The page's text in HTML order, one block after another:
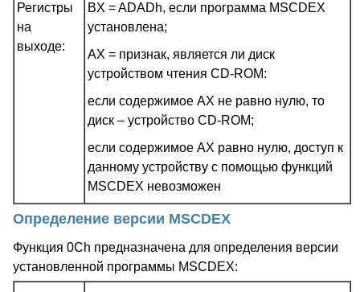
Регистры
на
выходе:
BX = ADADh, если программа MSCDEX
установлена;
AX = признак, является ли диск
устройством чтения CD-ROM:
если содержимое AX не равно нулю, то
диск – устройство CD-ROM;
если содержимое AX равно нулю, доступ к
данному устройству с помощью функций
MSCDEX невозможен
Определение версии MSCDEX
Функция 0Ch предназначена для определения версии
установленной программы MSCDEX: